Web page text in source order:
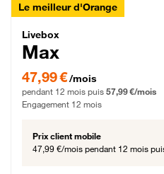
Le meilleur d'Orange
Livebox Max Fibre
Livebox
Max
47,99 € par mois pendant 12 mois
47,99 €/mois
pendant 12 mois puis 57,99 €/mois
Engagement 12 mois
Prix client mobile
47,99 €/mois pendant 12 mois